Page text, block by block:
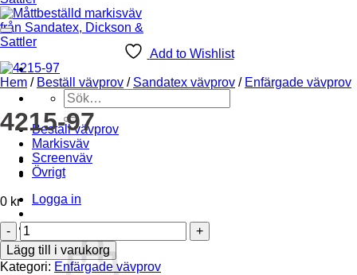
Sök
efter:
Beställ vävprov
Markisväv
Screenväv
Övrigt
Logga in
Add to Wishlist
Hem / Beställ vävprov / Sandatex vävprov / Enfärgade vävprov
4215-97
0 kr
4215-
97
mängd
Lägg till i varukorg
Kategori: Enfärgade vävprov